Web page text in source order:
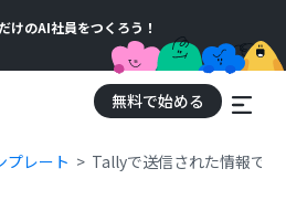
けのAI社員をつくろう！
無料で始める
プレート Tallyで送信された情報で